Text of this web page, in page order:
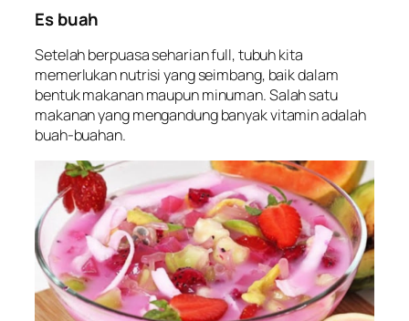
Es buah
Setelah berpuasa seharian full, tubuh kita
memerlukan nutrisi yang seimbang, baik dalam
bentuk makanan maupun minuman. Salah satu
makanan yang mengandung banyak vitamin adalah
buah-buahan.